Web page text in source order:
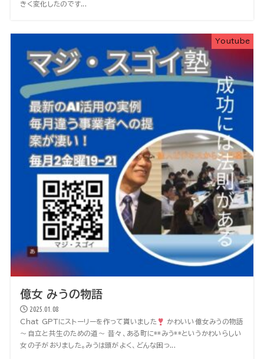
きく変化したのです...
Youtube
億女 みうの物語
2025.01.08
Chat GPTにストーリーを作って貰いました
かわいい億女みうの物語
～自立と共生のための道～ 昔々、ある町に**みう**というかわいらしい
女の子がおりました。みうは頭がよく、どんな困っ...